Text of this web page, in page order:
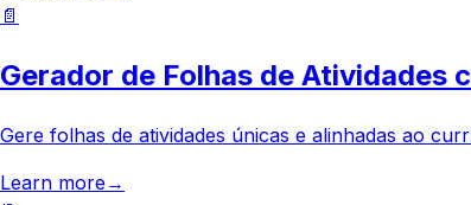
📄
Gerador de Folhas de Atividades
Gere folhas de atividades únicas e alinhadas ao
Learn more→